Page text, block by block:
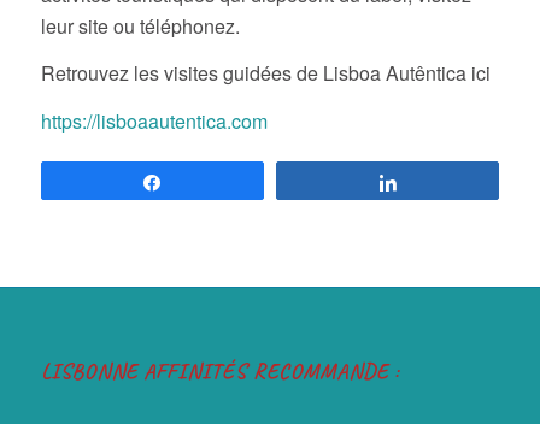
leur site ou téléphonez.
Retrouvez les visites guidées de Lisboa Autêntica ici
https://lisboaautentica.com
LISBONNE AFFINITÉS RECOMMANDE :